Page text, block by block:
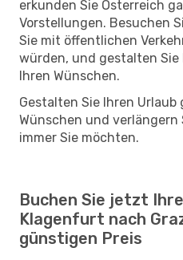
erkunden Sie Österreich
Vorstellungen. Besuchen
Sie mit öffentlichen
würden, und gestalten Sie
Ihren Wünschen.
Gestalten Sie Ihren Urlaub
Wünschen und verlängern
immer Sie möchten.
Buchen Sie jetzt
Klagenfurt nach
günstigen Preis